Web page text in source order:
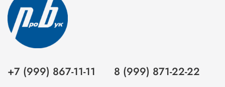
+7 (999) 867-11-11 8 (999) 871-22-22